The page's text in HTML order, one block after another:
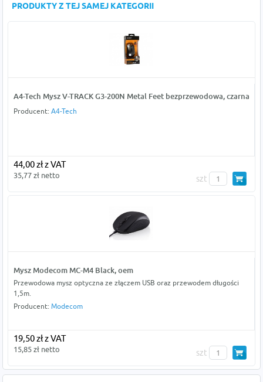
PRODUKTY Z TEJ SAMEJ KATEGORII
A4-Tech Mysz V-TRACK G3-200N Metal Feet bezprzewodowa, czarna
Producent: A4-Tech
44,00 zł z VAT
35,77 zł netto szt
Mysz Modecom MC-M4 Black, oem
Przewodowa mysz optyczna ze złączem USB oraz przewodem długości
1,5m.
Producent: Modecom
19,50 zł z VAT
15,85 zł netto szt